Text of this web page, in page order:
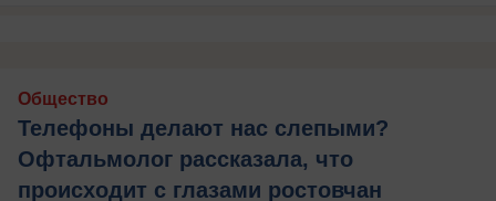
Общество
Телефоны делают нас слепыми?
Офтальмолог рассказала, что
происходит с глазами ростовчан